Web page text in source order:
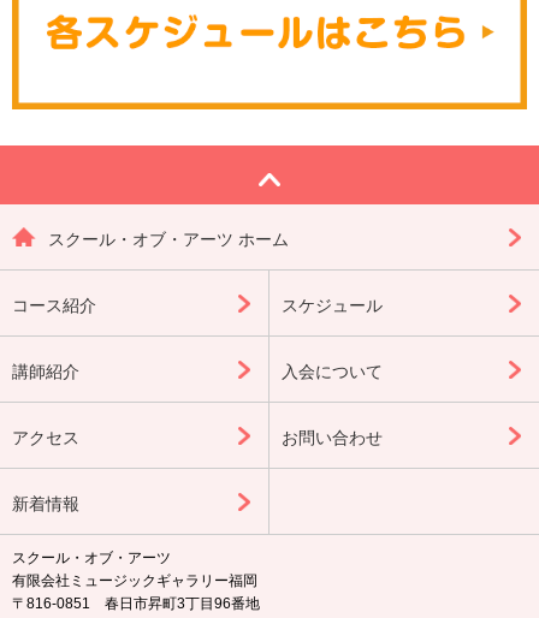
スクール・オブ・アーツ ホーム
コース紹介 スケジュール
講師紹介 入会について
アクセス お問い合わせ
新着情報
スクール・オブ・アーツ
有限会社ミュージックギャラリー福岡
〒816-0851 春日市昇町3丁目96番地